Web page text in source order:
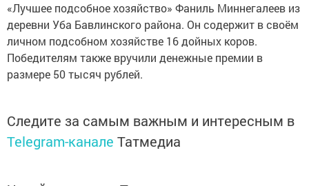
«Лучшее подсобное хозяйство» Фаниль Миннегалеев из
деревни Уба Бавлинского района. Он содержит в своём
личном подсобном хозяйстве 16 дойных коров.
Победителям также вручили денежные премии в
размере 50 тысяч рублей.
Следите за самым важным и интересным в
Telegram-канале Татмедиа